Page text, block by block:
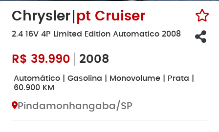
Chrysler pt Cruiser
2.4 16V 4P Limited Edition Automatico 2008
R$ 39.990 2008
Automático | Gasolina | Monovolume | Prata |
60.900 KM
Pindamonhangaba/SP